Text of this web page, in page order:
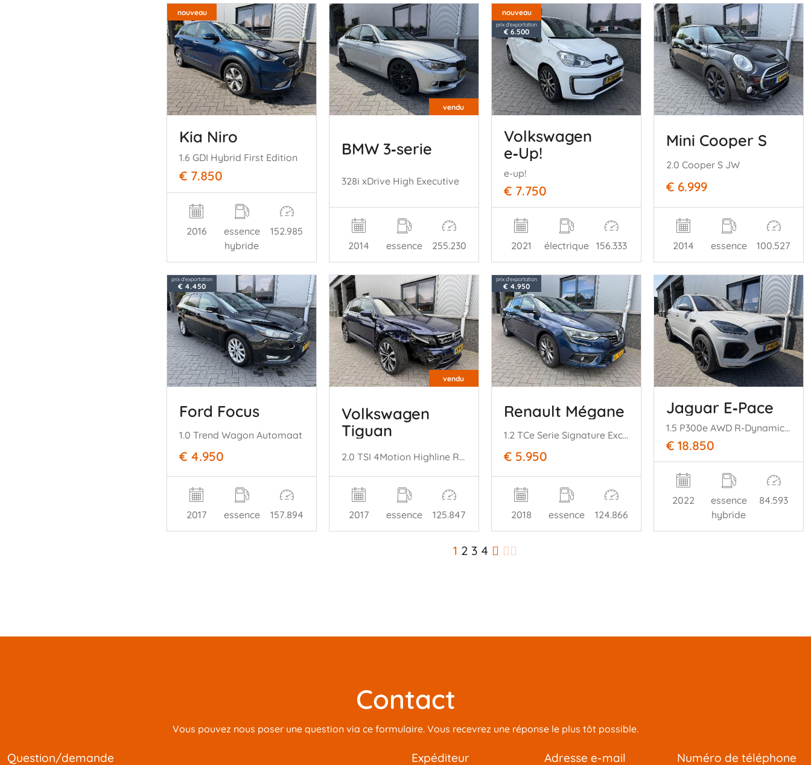
nouveau
Kia Niro
1.6 GDI Hybrid First Edition
€ 7.850
2016
essence
hybride
152.985
vendu
BMW 3‑serie
328i xDrive High Executive
2014 essence 255.230
nouveau
prix d'exportation
€ 6.500
Volkswagen
e‑Up!
e-up!
€ 7.750
2021 électrique 156.333
Mini Cooper S
2.0 Cooper S JW
€ 6.999
2014 essence 100.527
prix d'exportation
€ 4.450
Ford Focus
1.0 Trend Wagon Automaat
€ 4.950
2017 essence 157.894
vendu
Volkswagen
Tiguan
2.0 TSI 4Motion Highline R-Line
2017 essence 125.847
prix d'exportation
€ 4.950
Renault Mégane
1.2 TCe Serie Signature Exclusiv
€ 5.950
2018 essence 124.866
Jaguar E‑Pace
1.5 P300e AWD R-Dynamic HSE
€ 18.850
2022
essence
hybride
84.593
1 2 3 4
Contact
Vous pouvez nous poser une question via ce formulaire. Vous recevrez une réponse le plus tôt possible.
question/demande expéditeur adresse e-mail numéro de téléphone